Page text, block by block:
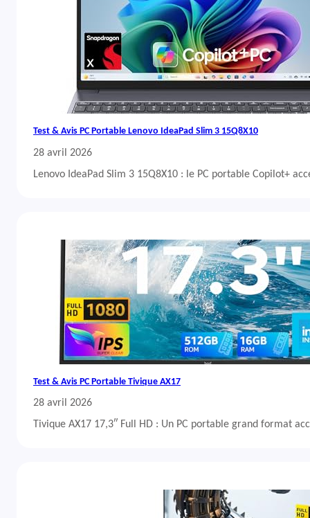
Test & Avis PC Portable Lenovo IdeaPad Slim 3 15Q8X10
28 avril 2026
Lenovo IdeaPad Slim 3 15Q8X10 : le PC portable Copilot+
Test & Avis PC Portable Tivique AX17
28 avril 2026
Tivique AX17 17,3″ Full HD : Un PC portable grand format